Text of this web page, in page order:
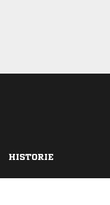
HISTORIE